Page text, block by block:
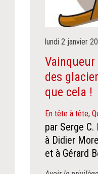
lundi 2 janvier
des
que cela !
En tête à tête,
par Serge
à Didier
et à Gérard